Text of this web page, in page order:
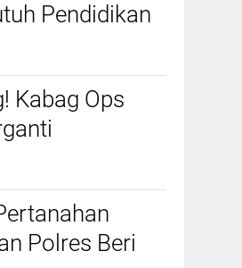
Pendidikan
Kabag Ops
Polres Beri